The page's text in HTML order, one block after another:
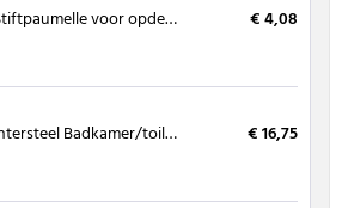
Stiftpaumelle voor opdekdeuren € 4,08
Intersteel Badkamer/toiletslot, magnetisch RVS met sluitkom € 16,75